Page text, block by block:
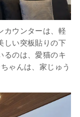
カウンターは、軽
しい突板貼りの下
るのは、愛猫のキ
ゃんは、家じゅう